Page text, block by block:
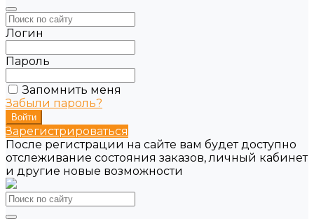
Логин
Пароль
Запомнить меня
Забыли пароль?
Зарегистрироваться
После регистрации на сайте вам будет доступно
отслеживание состояния заказов, личный кабинет
и другие новые возможности